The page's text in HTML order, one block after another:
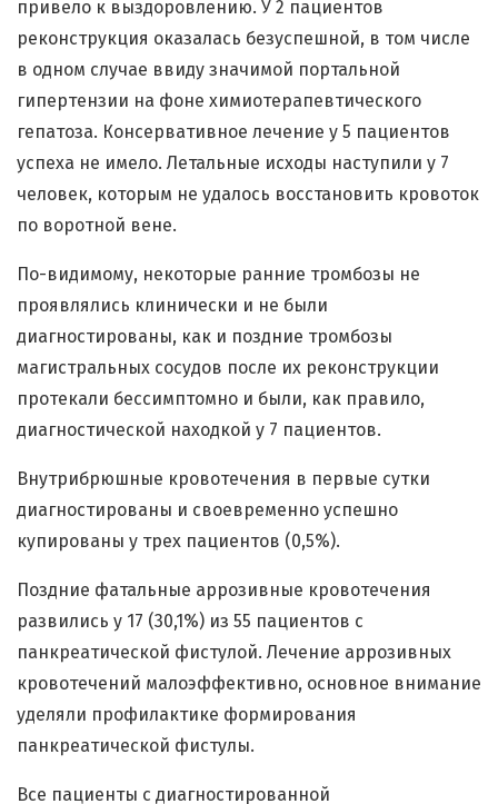
привело к выздоровлению. У 2 пациентов
реконструкция оказалась безуспешной, в том числе
в одном случае ввиду значимой портальной
гипертензии на фоне химиотерапевтического
гепатоза. Консервативное лечение у 5 пациентов
успеха не имело. Летальные исходы наступили у 7
человек, которым не удалось восстановить кровоток
по воротной вене.
По-видимому, некоторые ранние тромбозы не
проявлялись клинически и не были
диагностированы, как и поздние тромбозы
магистральных сосудов после их реконструкции
протекали бессимптомно и были, как правило,
диагностической находкой у 7 пациентов.
Внутрибрюшные кровотечения в первые сутки
диагностированы и своевременно успешно
купированы у трех пациентов (0,5%).
Поздние фатальные аррозивные кровотечения
развились у 17 (30,1%) из 55 пациентов с
панкреатической фистулой. Лечение аррозивных
кровотечений малоэффективно, основное внимание
уделяли профилактике формирования
панкреатической фистулы.
Все пациенты с диагностированной